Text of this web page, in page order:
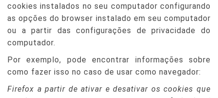
cookies instalados no seu computador configurando
as opções do browser instalado em seu computador
ou a partir das configurações de privacidade do
computador.
Por exemplo, pode encontrar informações sobre
como fazer isso no caso de usar como navegador:
Firefox a partir de ativar e desativar os cookies que